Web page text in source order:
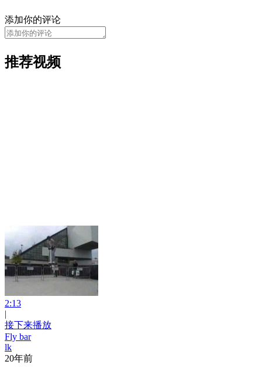
添加你的评论
推荐视频
2:13
|
接下来播放
Fly bar
lk
20年前